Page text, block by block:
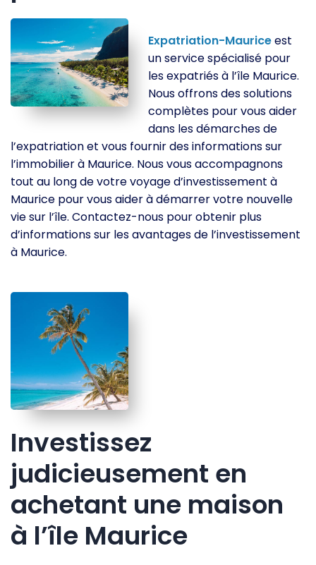
Expatriation-Mauriceest
un service spécialisé pour
les expatriés à l’île Maurice.
Nous offrons des solutions
complètes pour vous aider
dans les démarches de
l’expatriation et vous fournir des informations sur
l’immobilier à Maurice. Nous vous accompagnons
tout au long de votre voyage d’investissement à
Maurice pour vous aider à démarrer votre nouvelle
vie sur l’île. Contactez-nous pour obtenir plus
d’informations sur les avantages de l’investissement
à Maurice.
Investissez
judicieusement en
achetant une maison
à l’île Maurice